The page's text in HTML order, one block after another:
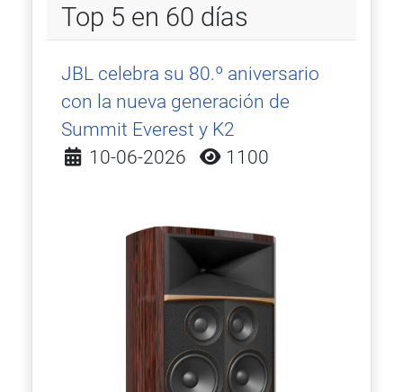
Top 5 en 60 días
JBL celebra su 80.º aniversario
con la nueva generación de
Summit Everest y K2
Detalles
10-06-2026 1100